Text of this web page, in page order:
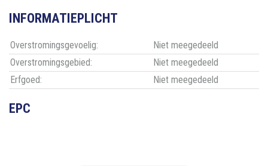
INFORMATIEPLICHT
Overstromingsgevoelig:
Niet meegedeeld
Overstromingsgebied:
Niet meegedeeld
Erfgoed:
Niet meegedeeld
EPC